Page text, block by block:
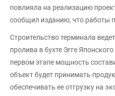
повлияла на реализацию
сообщил изданию, что работы
Строительство терминала
пролива в бухте Эгге
первом этапе мощность
объект будет принимать
обеспечивать ее отгрузку на